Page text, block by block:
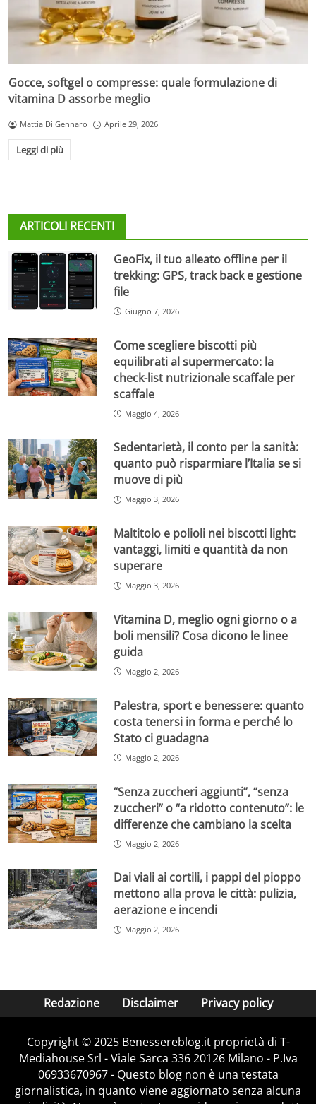
Gocce, softgel o compresse: quale formulazione di
vitamina D assorbe meglio
Mattia Di Gennaro Aprile 29, 2026
Leggi di più
ARTICOLI RECENTI
GeoFix, il tuo alleato offline per il
trekking: GPS, track back e gestione
file
Giugno 7, 2026
Come scegliere biscotti più
equilibrati al supermercato: la
check-list nutrizionale scaffale per
scaffale
Maggio 4, 2026
Sedentarietà, il conto per la sanità:
quanto può risparmiare l’Italia se si
muove di più
Maggio 3, 2026
Maltitolo e polioli nei biscotti light:
vantaggi, limiti e quantità da non
superare
Maggio 3, 2026
Vitamina D, meglio ogni giorno o a
boli mensili? Cosa dicono le linee
guida
Maggio 2, 2026
Palestra, sport e benessere: quanto
costa tenersi in forma e perché lo
Stato ci guadagna
Maggio 2, 2026
“Senza zuccheri aggiunti”, “senza
zuccheri” o “a ridotto contenuto”: le
differenze che cambiano la scelta
Maggio 2, 2026
Dai viali ai cortili, i pappi del pioppo
mettono alla prova le città: pulizia,
aerazione e incendi
Maggio 2, 2026
Redazione Disclaimer Privacy policy
Copyright © 2025 Benessereblog.it proprietà di T-
Mediahouse Srl - Viale Sarca 336 20126 Milano - P.Iva
06933670967 - Questo blog non è una testata
giornalistica, in quanto viene aggiornato senza alcuna